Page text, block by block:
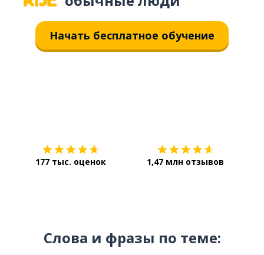
Начать бесплатное обучение
177 тыс. оценок 1,47 млн отзывов
Слова и фразы по теме: